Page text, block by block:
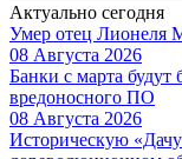
Актуально сегодня
Умер отец Лионеля
08 Августа 2026
Банки с марта
вредоносного ПО
08 Августа 2026
Историческую